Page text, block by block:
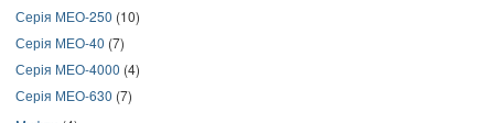
Серія МЕО-250 (10)
Серія МЕО-40 (7)
Серія МЕО-4000 (4)
Серія МЕО-630 (7)